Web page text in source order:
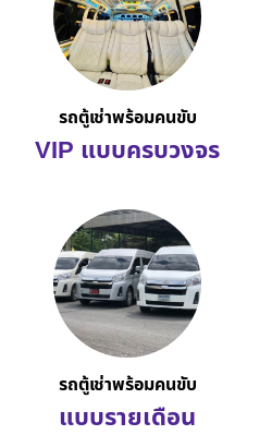
รถตู้เช่าพร้อมคนขับ
VIP แบบครบวงจร
รถตู้เช่าพร้อมคนขับ
แบบรายเดือน